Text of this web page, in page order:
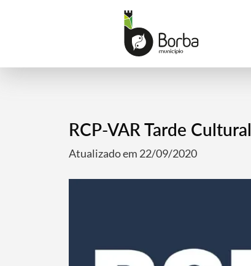
RCP-VAR Tarde Cultural
Atualizado em 22/09/2020